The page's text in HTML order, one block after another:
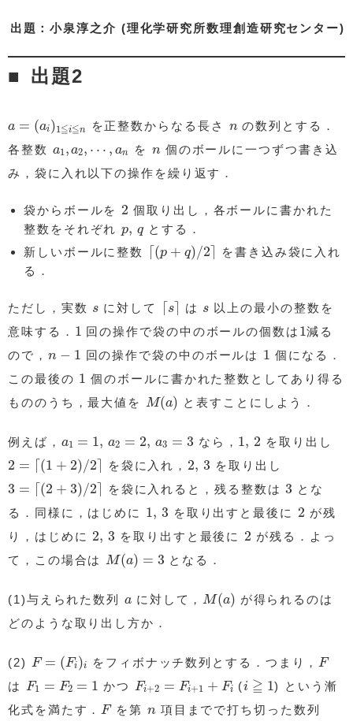
出題：小泉淳之介 (理化学研究所数理創造研究センター)
出題2
a = (ai)1≦i≦n
ai 1≦ を正整数からなる長さ n
nの数列とする．
各整数 a1, a2, ⋯ , an
a1 ,a2 ,⋯ an を n
n個のボールに一つずつ書き込
み，袋に入れ以下の操作を繰り返す．
袋からボールを 2
2 個取り出し，各ボールに書かれた
整数をそれぞれp, q
p q
とする．
新しいボールに整数
⌈(p + q)/2⌉
⌈(p q 2 ⌉
を書き込み袋に入れ
る．
ただし，実数 s
s に対して ⌈s⌉
⌈s ⌉ は s
s 以上の最小の整数を
意味する． 1
1 回の操作で袋の中のボールの個数は 1
1減る
ので， n − 1
n 回の操作で袋の中のボールは 1
1 個になる．
この最後の 1
1 個のボールに書かれた整数としてあり得る
もののうち，最大値を M(a)
M(a ) と表すことにしよう．
例えば， a1 = 1, a2 = 2, a3 = 3
a 1, 2= a3 =3 なら， 1, 2
1 2 を取り出し
2 = ⌈(1 + 2)/2⌉
2 1+ ) 2⌉ を袋に入れ， 2, 3
2 3 を取り出し
3 = ⌈(2 + 3)/2⌉
3 2+3 ) 2⌉ を袋に入れると，残る整数は3
3 とな
る．同様に，はじめに 1, 3
1 3 を取り出すと最後に 2
2 が残
り，はじめに 2, 3
2 3 を取り出すと最後に 2
2 が残る．よっ
て，この場合は M(a) = 3
M(a )= となる．
(1)与えられた数列 a
aに対して， M(a)
M(a )
が得られるのは
どのような取り出し方か．
(2) F = (Fi)i
F= Fi )i をフィボナッチ数列とする．つまり， F
F
は F1 = F2 = 1
F1 2= かつ Fi+2 = Fi+1 + Fi
Fi i+ F (i ≧ 1
i≧1
) という漸
化式を満たす． F
Fを第 n
n項目までで打ち切った数列